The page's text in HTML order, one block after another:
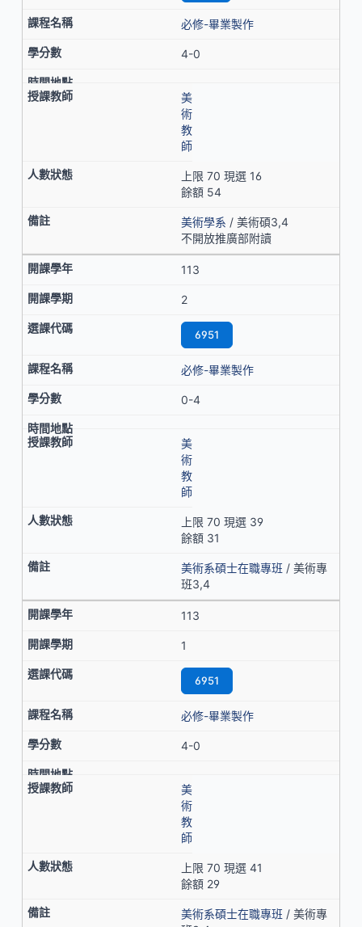
必修-畢業製作
4-0
美
術
教
師
上限 70 現選 16
餘額 54
美術學系 / 美術碩3,4
不開放推廣部附讀
113
2
6951
必修-畢業製作
0-4
美
術
教
師
上限 70 現選 39
餘額 31
美術系碩士在職專班 / 美術專
班3,4
113
1
6951
必修-畢業製作
4-0
美
術
教
師
上限 70 現選 41
餘額 29
美術系碩士在職專班 / 美術專